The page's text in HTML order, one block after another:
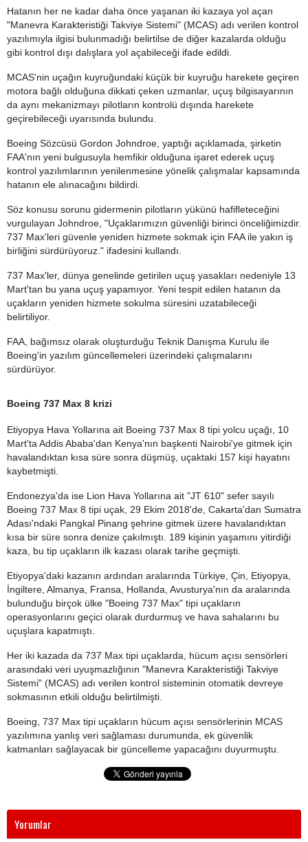
Hatanın her ne kadar daha önce yaşanan iki kazaya yol açan
"Manevra Karakteristiği Takviye Sistemi" (MCAS) adı verilen kontrol
yazılımıyla ilgisi bulunmadığı belirtilse de diğer kazalarda olduğu
gibi kontrol dışı dalışlara yol açabileceği ifade edildi.
MCAS'nin uçağın kuyruğundaki küçük bir kuyruğu harekete geçiren
motora bağlı olduğuna dikkati çeken uzmanlar, uçuş bilgisayarının
da aynı mekanizmayı pilotların kontrolü dışında harekete
geçirebileceği uyarısında bulundu.
Boeing Sözcüsü Gordon Johndroe, yaptığı açıklamada, şirketin
FAA'nın yeni bulgusuyla hemfikir olduğuna işaret ederek uçuş
kontrol yazılımlarının yenilenmesine yönelik çalışmalar kapsamında
hatanın ele alınacağını bildirdi.
Söz konusu sorunu gidermenin pilotların yükünü hafifleteceğini
vurgulayan Johndroe, "Uçaklarımızın güvenliği birinci önceliğimizdir.
737 Max'leri güvenle yeniden hizmete sokmak için FAA ile yakın iş
birliğini sürdürüyoruz." ifadesini kullandı.
737 Max'ler, dünya genelinde getirilen uçuş yasakları nedeniyle 13
Mart'tan bu yana uçuş yapamıyor. Yeni tespit edilen hatanın da
uçakların yeniden hizmete sokulma süresini uzatabileceği
belirtiliyor.
FAA, bağımsız olarak oluşturduğu Teknik Danışma Kurulu ile
Boeing'in yazılım güncellemeleri üzerindeki çalışmalarını
sürdürüyor.
Boeing 737 Max 8 krizi
Etiyopya Hava Yollarına ait Boeing 737 Max 8 tipi yolcu uçağı, 10
Mart'ta Addis Ababa'dan Kenya'nın başkenti Nairobi'ye gitmek için
havalandıktan kısa süre sonra düşmüş, uçaktaki 157 kişi hayatını
kaybetmişti.
Endonezya'da ise Lion Hava Yollarına ait "JT 610" sefer sayılı
Boeing 737 Max 8 tipi uçak, 29 Ekim 2018'de, Cakarta'dan Sumatra
Adası'ndaki Pangkal Pinang şehrine gitmek üzere havalandıktan
kısa bir süre sonra denize çakılmıştı. 189 kişinin yaşamını yitirdiği
kaza, bu tip uçakların ilk kazası olarak tarihe geçmişti.
Etiyopya'daki kazanın ardından aralarında Türkiye, Çin, Etiyopya,
İngiltere, Almanya, Fransa, Hollanda, Avusturya'nın da aralarında
bulunduğu birçok ülke "Boeing 737 Max" tipi uçakların
operasyonlarını geçici olarak durdurmuş ve hava sahalarını bu
uçuşlara kapatmıştı.
Her iki kazada da 737 Max tipi uçaklarda, hücum açısı sensörleri
arasındaki veri uyuşmazlığının "Manevra Karakteristiği Takviye
Sistemi" (MCAS) adı verilen kontrol sisteminin otomatik devreye
sokmasının etkili olduğu belirtilmişti.
Boeing, 737 Max tipi uçakların hücum açısı sensörlerinin MCAS
yazılımına yanlış veri sağlaması durumunda, ek güvenlik
katmanları sağlayacak bir güncelleme yapacağını duyurmuştu.
Yorumlar